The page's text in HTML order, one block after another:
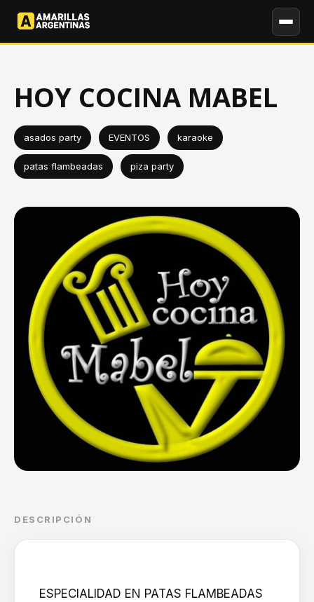
HOY COCINA MABEL
asados party EVENTOS karaoke
patas flambeadas piza party
DESCRIPCIÓN
ESPECIALIDAD EN PATAS FLAMBEADAS